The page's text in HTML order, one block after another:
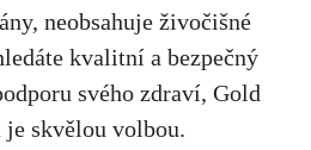
neobsahuje živočišné
kvalitní a bezpečný
svého zdraví, Gold
skvělou volbou.